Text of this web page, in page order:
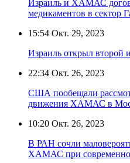
Израиль и ХАМАС
медикаментов в сектор
15:54 Окт. 29, 2023
Израиль открыл второй
22:34 Окт. 26, 2023
США пообещали
движения ХАМАС в
10:20 Окт. 26, 2023
В РАН сочли
ХАМАС при